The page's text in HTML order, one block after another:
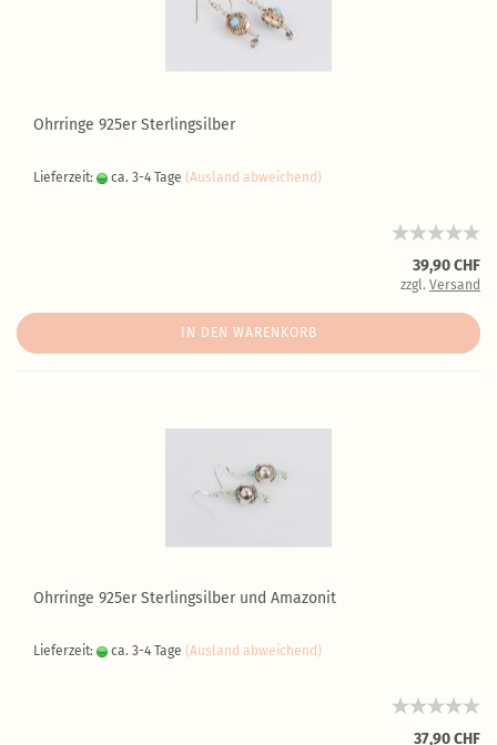
Ohrringe 925er Sterlingsilber
Lieferzeit: ca. 3-4 Tage (Ausland abweichend)
39,90 CHF
zzgl. Versand
IN DEN WARENKORB
Ohrringe 925er Sterlingsilber und Amazonit
Lieferzeit: ca. 3-4 Tage (Ausland abweichend)
37,90 CHF